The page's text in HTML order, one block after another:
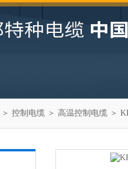
＞ 控制电缆 ＞ 高温控制电缆 ＞